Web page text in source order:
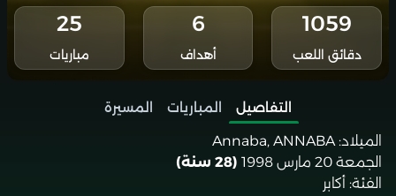
1059
دقائق اللعب
6
أهداف
25
مباريات
التفاصيل المباريات
المسيرة
الميلاد: Annaba, ANNABA
الجمعة 20 مارس 1998
(28 سنة)
الفئة: أكابر